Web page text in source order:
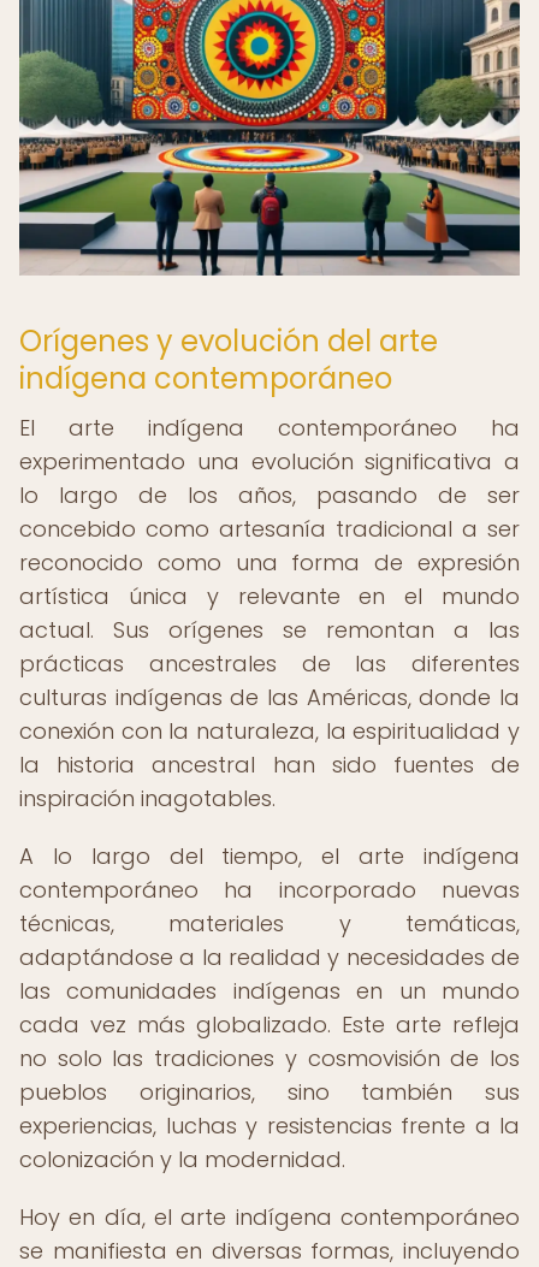
Orígenes y evolución del arte
indígena contemporáneo
El arte indígena contemporáneo ha
experimentado una evolución significativa a
lo largo de los años, pasando de ser
concebido como artesanía tradicional a ser
reconocido como una forma de expresión
artística única y relevante en el mundo
actual. Sus orígenes se remontan a las
prácticas ancestrales de las diferentes
culturas indígenas de las Américas, donde la
conexión con la naturaleza, la espiritualidad y
la historia ancestral han sido fuentes de
inspiración inagotables.
A lo largo del tiempo, el arte indígena
contemporáneo ha incorporado nuevas
técnicas, materiales y temáticas,
adaptándose a la realidad y necesidades de
las comunidades indígenas en un mundo
cada vez más globalizado. Este arte refleja
no solo las tradiciones y cosmovisión de los
pueblos originarios, sino también sus
experiencias, luchas y resistencias frente a la
colonización y la modernidad.
Hoy en día, el arte indígena contemporáneo
se manifiesta en diversas formas, incluyendo